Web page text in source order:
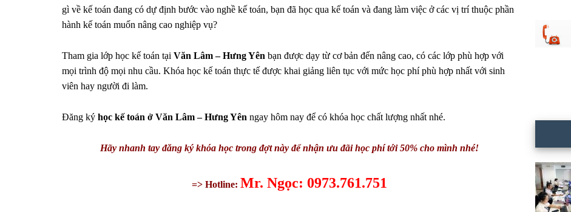
gì về kế toán đang có dự định bước vào nghề kế toán, bạn đã học qua kế toán và đang làm việc ở các vị trí thuộc phần
hành kế toán muốn nâng cao nghiệp vụ?
Tham gia lớp học kế toán tại Văn Lâm – Hưng Yên bạn được dạy từ cơ bản đến nâng cao, có các lớp phù hợp với
mọi trình độ mọi nhu cầu. Khóa học kế toán thực tế được khai giảng liên tục với mức học phí phù hợp nhất với sinh
viên hay người đi làm.
Đăng ký học kế toán ở Văn Lâm – Hưng Yên ngay hôm nay để có khóa học chất lượng nhất nhé.
Hãy nhanh tay đăng ký khóa học trong đợt này để nhận ưu đãi học phí tới 50% cho mình nhé!
=> Hotline: Mr. Ngọc: 0973.761.751